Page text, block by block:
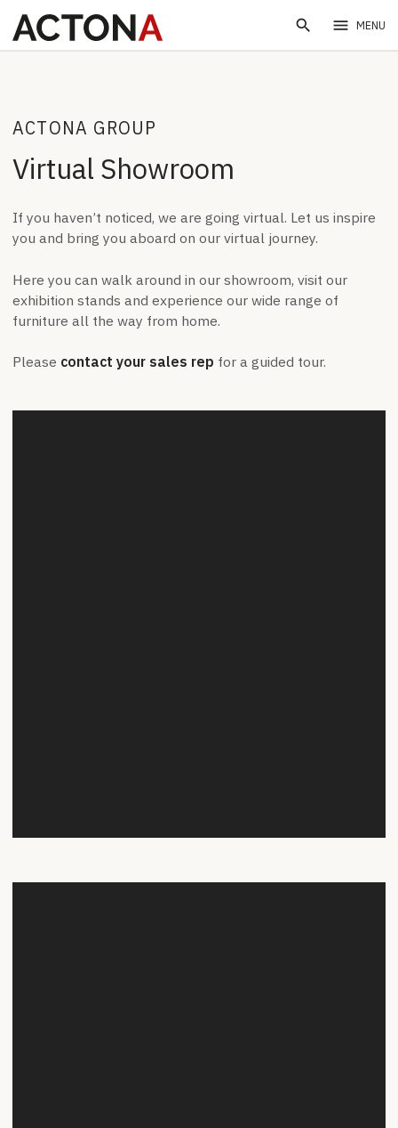
search menu MENU
ACTONA GROUP
Virtual Showroom
If you haven’t noticed, we are going virtual. Let us inspire
you and bring you aboard on our virtual journey.
Here you can walk around in our showroom, visit our
exhibition stands and experience our wide range of
furniture all the way from home.
Please contact your sales rep for a guided tour.